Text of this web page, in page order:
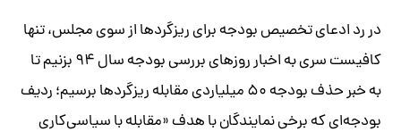
در رد ادعای تخصیص بودجه برای ریزگردها از سوی مجلس، تنها
کافیست سری به اخبار روزهای بررسی بودجه سال ۹۴ بزنیم تا
به خبر حذف بودجه ۵۰ میلیاردی مقابله ریزگردها برسیم؛ ردیف
بودجه‌ای که برخی نمایندگان با هدف «مقابله با سیاسی‌کاری